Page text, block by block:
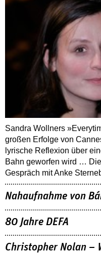
Sandra Wollners
großen Erfolge von
lyrische Reflexion über
Bahn geworfen wird …
Gespräch mit Anke
Nahaufnahme von
80 Jahre DEFA
Christopher Nolan –